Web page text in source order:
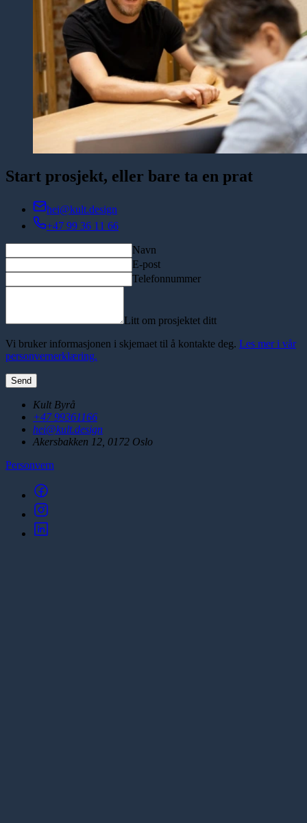
Start prosjekt, eller bare ta en prat
hei@kult.design
+47 99 36 11 66
Navn
E-post
Telefonnummer
Litt om prosjektet ditt
Vi bruker informasjonen i skjemaet til å kontakte deg. Les mer i vår
personvernerklæring.
Send
Kult Byrå
+47 99361166
hei@kult.design
Akersbakken 12, 0172 Oslo
Personvern